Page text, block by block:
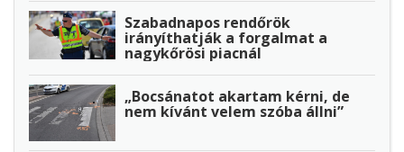
Szabadnapos rendőrök
irányíthatják a forgalmat a
nagykőrösi piacnál
„Bocsánatot akartam kérni, de
nem kívánt velem szóba állni”